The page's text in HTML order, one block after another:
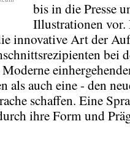
bis in die Presse
Illustrationen vor.
innovative Art der
bei
als auch eine - den
schaffen. Eine
ihre Form und